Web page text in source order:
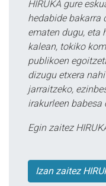
HIRUKA gure
hedabide bakarra
ematen dugu, eta
kalean, tokiko
publikoen
dizugu etxera
jarraitzeko,
irakurleen babesa
Egin zaitez
Izan zaitez